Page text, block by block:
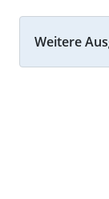
Weitere